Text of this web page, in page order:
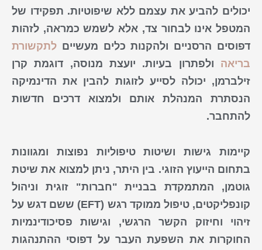
יכולים להביע את עצמם ללא שיפוטיות. תפקידו של
המטפל אינו לבחור צד, אלא לשמש כמראה, לזהות
דפוסים הרסניים ולהקנות כלים מעשיים לתקשורת
בריאה ולפתרון בעיות. יועצת מנוסה, דוגמת קרן
זילברמן, יכולה לסייע לזוגות להבין את הדינמיקה
הנסתרת המנהלת אותם ולמצוא דרכים חדשות
להתחבר.
קיימות גישות ושיטות טיפוליות נפוצות ומגוונות
בתחום הייעוץ הזוגי. בין היתר, ניתן למצוא את שיטת
גוטמן, המתמקדת בבניית "חברות" זוגית וניהול
קונפליקטים, טיפול ממוקד רגש (EFT) ששם דגש על
זיהוי וחיזוק הקשר הרגשי, וגישות פסיכודינמיות
החוקרות את השפעת העבר על דפוסי ההתנהגות